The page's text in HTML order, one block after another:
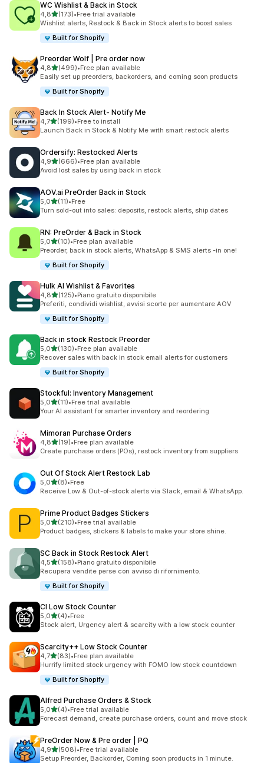
WC Wishlist & Back in Stock
4,8stelle su 5
(173)
173 recensioni totali
•Free trial available
Wishlist alerts, Restock & Back in Stock alerts to boost sales
Built for Shopify
Preorder Wolf | Pre order now
4,8stelle su 5
(499)
499 recensioni totali
•Free plan available
Easily set up preorders, backorders, and coming soon products
Built for Shopify
Back In Stock Alert‑ Notify Me
4,7stelle su 5
(199)
199 recensioni totali
•Free to install
Launch Back in Stock & Notify Me with smart restock alerts
Ordersify: Restocked Alerts
4,9stelle su 5
(666)
666 recensioni totali
•Free plan available
Avoid lost sales by using back in stock
AOV.ai PreOrder Back in Stock
5,0stelle su 5
(11)
11 recensioni totali
•Free
Turn sold-out into sales: deposits, restock alerts, ship dates
RN: PreOrder & Back in Stock
5,0stelle su 5
(10)
10 recensioni totali
•Free plan available
Preorder, back in stock alerts, WhatsApp & SMS alerts -in one!
Built for Shopify
Hulk AI Wishlist & Favorites
4,8stelle su 5
(125)
125 recensioni totali
•Piano gratuito disponibile
Preferiti, condividi wishlist, avvisi scorte per aumentare AOV
Built for Shopify
Back in stock Restock Preorder
5,0stelle su 5
(130)
130 recensioni totali
•Free plan available
Recover sales with back in stock email alerts for customers
Built for Shopify
Stockful: Inventory Management
5,0stelle su 5
(11)
11 recensioni totali
•Free trial available
Your AI assistant for smarter inventory and reordering
Mimoran Purchase Orders
4,8stelle su 5
(19)
19 recensioni totali
•Free plan available
Create purchase orders (POs), restock inventory from suppliers
Out Of Stock Alert Restock Lab
5,0stelle su 5
(8)
8 recensioni totali
•Free
Receive Low & Out-of-stock alerts via Slack, email & WhatsApp.
Prime Product Badges Stickers
5,0stelle su 5
(210)
210 recensioni totali
•Free trial available
Product badges, stickers & labels to make your store shine.
SC Back in Stock Restock Alert
4,5stelle su 5
(158)
158 recensioni totali
•Piano gratuito disponibile
Recupera vendite perse con avviso di rifornimento.
Built for Shopify
CI Low Stock Counter
5,0stelle su 5
(4)
4 recensioni totali
•Free
Stock alert, Urgency alert & scarcity with a low stock counter
Scarcity++ Low Stock Counter
4,7stelle su 5
(83)
83 recensioni totali
•Free plan available
Hurrify limited stock urgency with FOMO low stock countdown
Built for Shopify
Alfred Purchase Orders & Stock
5,0stelle su 5
(4)
4 recensioni totali
•Free trial available
Forecast demand, create purchase orders, count and move stock
PreOrder Now & Pre order | PQ
4,9stelle su 5
(508)
508 recensioni totali
•Free trial available
Setup Preorder, Backorder, Coming soon products in 1 minute.